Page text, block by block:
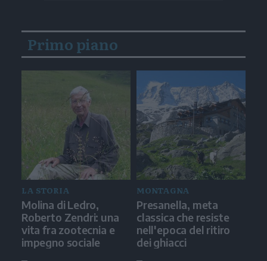
Primo piano
LA STORIA
Molina di Ledro,
Roberto Zendri: una
vita fra zootecnia e
impegno sociale
MONTAGNA
Presanella, meta
classica che resiste
nell'epoca del ritiro
dei ghiacci